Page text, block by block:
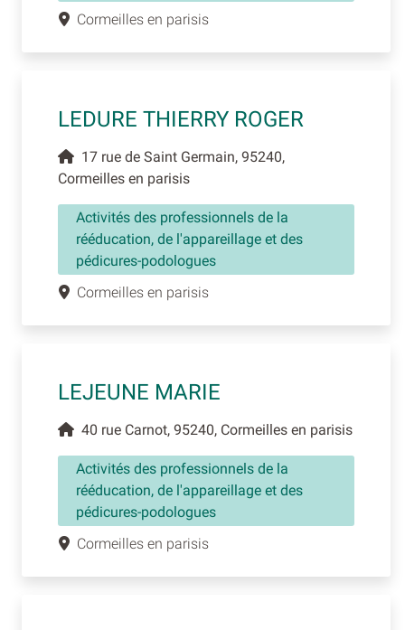
Cormeilles en parisis
LEDURE THIERRY ROGER
17 rue de Saint Germain, 95240,
Cormeilles en parisis
Activités des professionnels de la
rééducation, de l'appareillage et des
pédicures-podologues
Cormeilles en parisis
LEJEUNE MARIE
40 rue Carnot, 95240, Cormeilles en parisis
Activités des professionnels de la
rééducation, de l'appareillage et des
pédicures-podologues
Cormeilles en parisis